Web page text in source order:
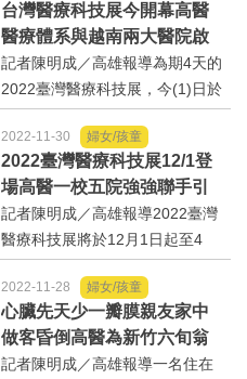
金耶！大便怎麼可能是良藥？別
以為糞便一無是處，糞便除了可
以反映出人體的健康狀況，糞...
台灣醫療科技展今開幕高醫
醫療體系與越南兩大醫院啟
動合作交流
記者陳明成／高雄報導為期4天的
2022臺灣醫療科技展，今(1)日於
臺北南港展覽館1館揭開序幕，高
雄醫學大學醫療體系以「您的健
康有高醫」為主題，展出內容除
了有醫療創新技術及AI智能等靜
態技術展出，還有體驗...
2022-11-30 婦女/孩童
2022臺灣醫療科技展12/1登
場高醫一校五院強強聯手引
領健康新趨勢
記者陳明成／高雄報導2022臺灣
醫療科技展將於12月1日起至4
日，在臺北南港展覽館一館1F登
場，守護南臺灣健康的靠山—高
雄醫學大學醫療體系，包括高雄
醫學大學、附設中和紀念醫院、
高雄市立小港醫院、大...
2022-11-28 婦女/孩童
心臟先天少一瓣膜親友家中
做客昏倒高醫為新竹六旬翁
救心
記者陳明成／高雄報導一名住在